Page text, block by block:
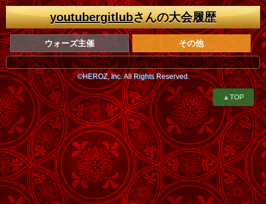
youtubergitlubさんの大会履歴
ウォーズ主催 その他
©HEROZ, Inc. All Rights Reserved.
▲TOP